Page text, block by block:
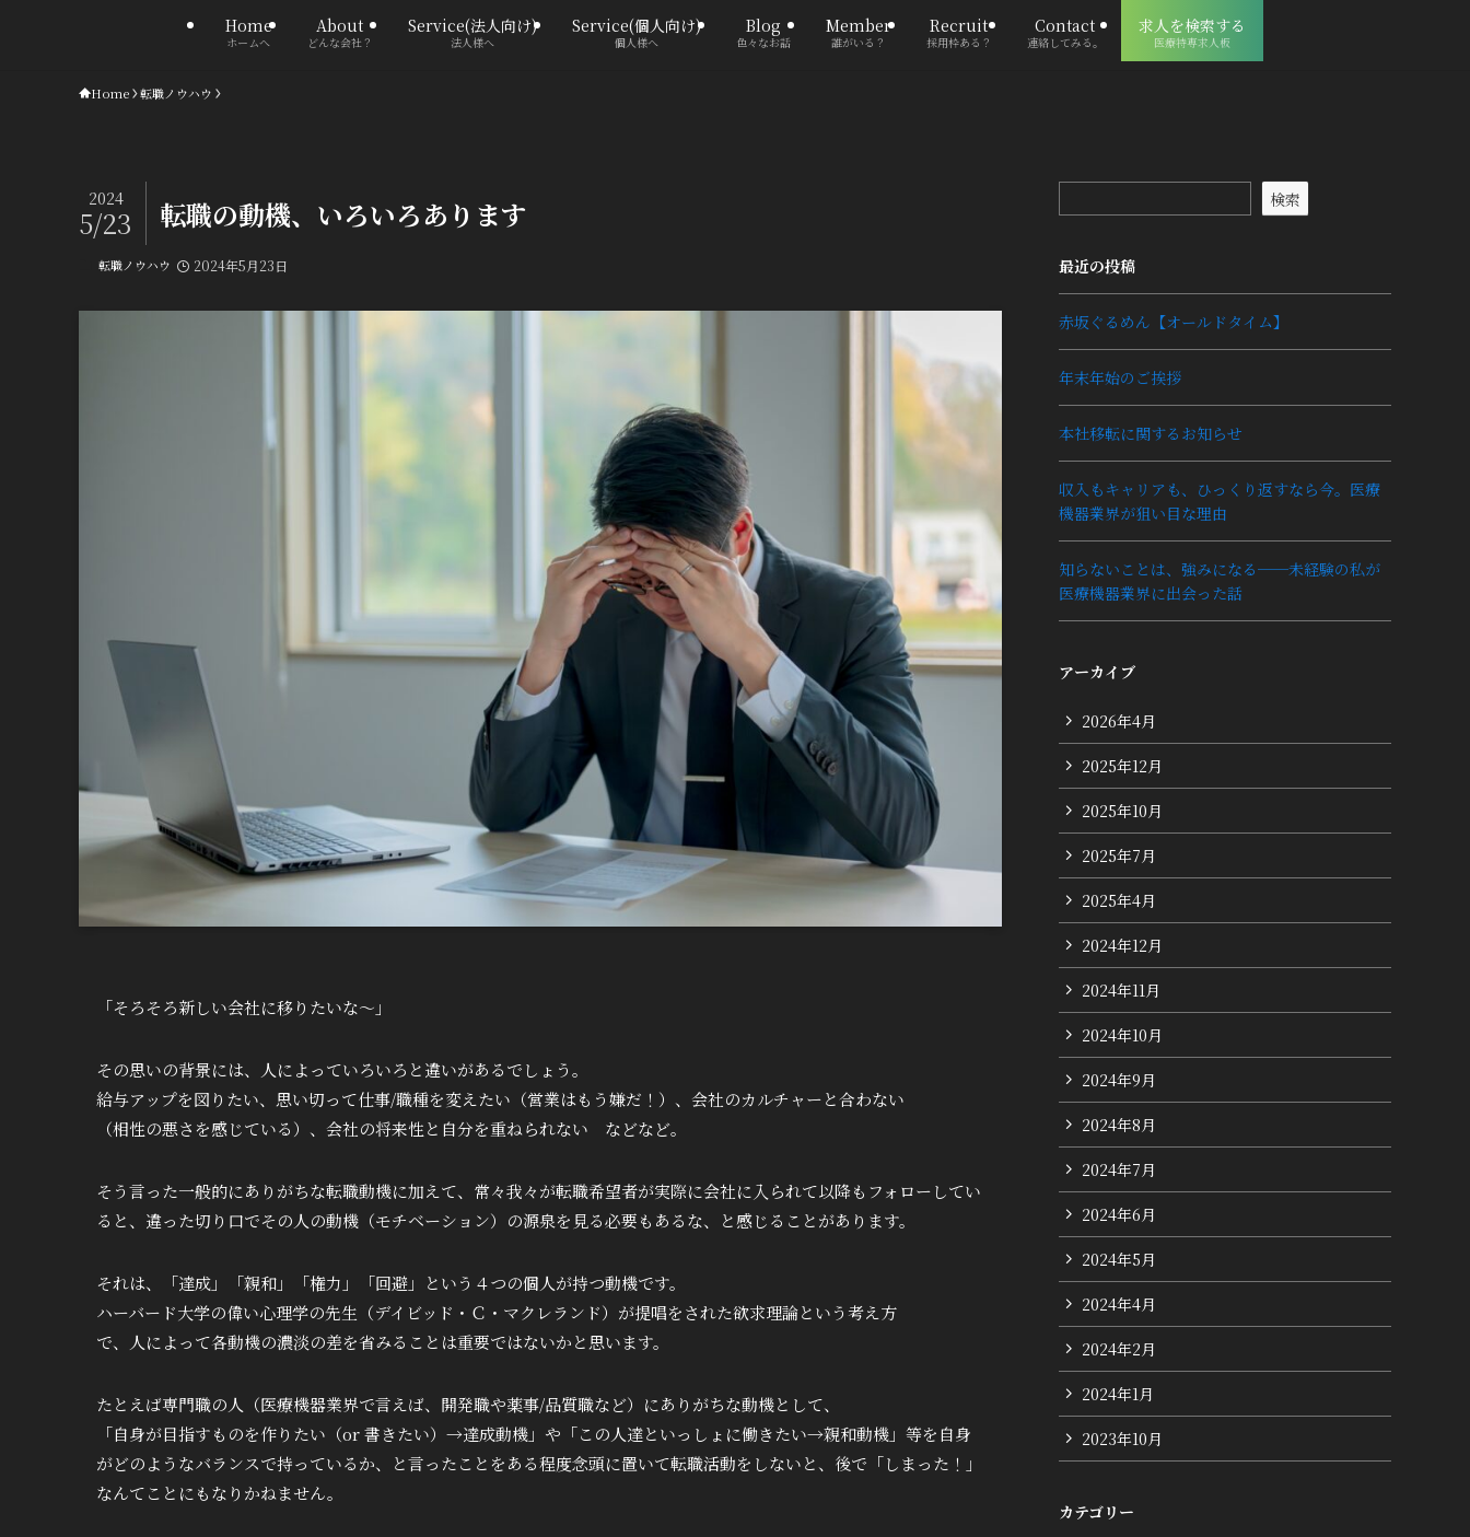
Home
ホームへ
About
どんな会社？
Service(法人向け)
法人様へ
Service(個人向け)
個人様へ
Blog
色々なお話
Member
誰がいる？
Recruit
採用枠ある？
Contact
連絡してみる。
求人を検索する
医療特専求人板
Home 転職ノウハウ
転職の動機、いろいろあります
2024
5/23
転職ノウハウ 2024年5月23日
「そろそろ新しい会社に移りたいな～」
その思いの背景には、人によっていろいろと違いがあるでしょう。
給与アップを図りたい、思い切って仕事/職種を変えたい（営業はもう嫌だ！）、会社のカルチャーと合わない
（相性の悪さを感じている）、会社の将来性と自分を重ねられない などなど。
そう言った一般的にありがちな転職動機に加えて、常々我々が転職希望者が実際に会社に入られて以降もフォローしてい
ると、違った切り口でその人の動機（モチベーション）の源泉を見る必要もあるな、と感じることがあります。
それは、「達成」「親和」「権力」「回避」という４つの個人が持つ動機です。
ハーバード大学の偉い心理学の先生（デイビッド・Ｃ・マクレランド）が提唱をされた欲求理論という考え方
で、人によって各動機の濃淡の差を省みることは重要ではないかと思います。
たとえば専門職の人（医療機器業界で言えば、開発職や薬事/品質職など）にありがちな動機として、
「自身が目指すものを作りたい（or 書きたい）→達成動機」や「この人達といっしょに働きたい→親和動機」等を自身
がどのようなバランスで持っているか、と言ったことをある程度念頭に置いて転職活動をしないと、後で「しまった！」
なんてことにもなりかねません。
検索
最近の投稿
赤坂ぐるめん【オールドタイム】
年末年始のご挨拶
本社移転に関するお知らせ
収入もキャリアも、ひっくり返すなら今。医療
機器業界が狙い目な理由
知らないことは、強みになる──未経験の私が
医療機器業界に出会った話
アーカイブ
2026年4月
2025年12月
2025年10月
2025年7月
2025年4月
2024年12月
2024年11月
2024年10月
2024年9月
2024年8月
2024年7月
2024年6月
2024年5月
2024年4月
2024年2月
2024年1月
2023年10月
カテゴリー